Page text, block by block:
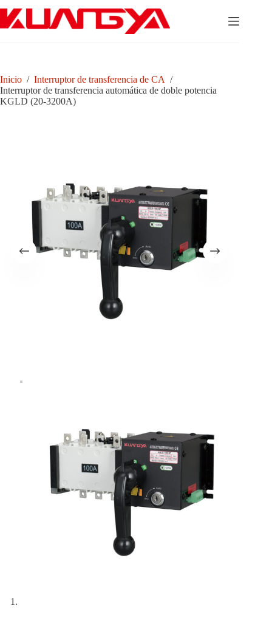
contenido
Inicio / Interruptor de transferencia de CA /
Interruptor de transferencia automática de doble potencia
KGLD (20-3200A)